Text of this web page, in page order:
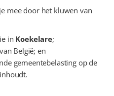
mee door het kluwen van
in Koekelare;
België; en
gemeentebelasting op de